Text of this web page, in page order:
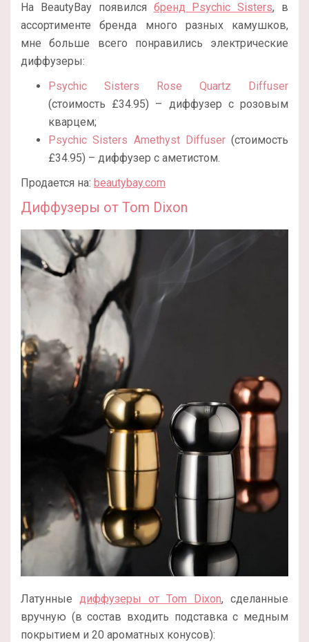
На BeautyBay появился бренд Psychic Sisters, в
ассортименте бренда много разных камушков,
мне больше всего понравились электрические
диффузеры:
Psychic Sisters Rose Quartz Diffuser
(стоимость £34.95) – диффузер с розовым
кварцем;
Psychic Sisters Amethyst Diffuser(стоимость
£34.95) – диффузер с аметистом.
Продается на: beautybay.com
Диффузеры от Tom Dixon
Латунные диффузеры от Tom Dixon, сделанные
вручную (в состав входить подставка с медным
покрытием и 20 ароматных конусов):